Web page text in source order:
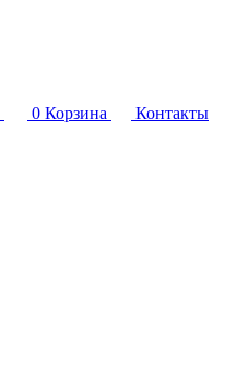
0 Корзина Контакты